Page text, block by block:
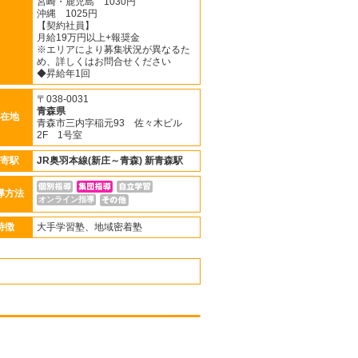
沖縄 1025円
【契約社員】
月給19万円以上+報奨金
※エリアにより募集状況が異なるた
め、詳しくはお問合せください
◆昇給年1回
地
〒038-0031
青森県
青森市三内字稲元93 佐々木ビル
2F 1号室
駅 JR奥羽本線(新庄～青森) 新青森駅
方法
オンライン指導
徴 大手学習塾、地域密着塾